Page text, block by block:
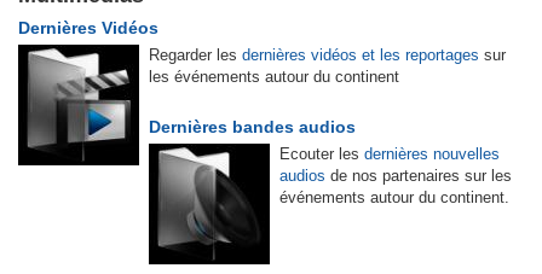
Dernières Vidéos
Regarder les dernières vidéos et les reportages sur
les événements autour du continent
Dernières bandes audios
Ecouter les dernières nouvelles
audios de nos partenaires sur les
événements autour du continent.